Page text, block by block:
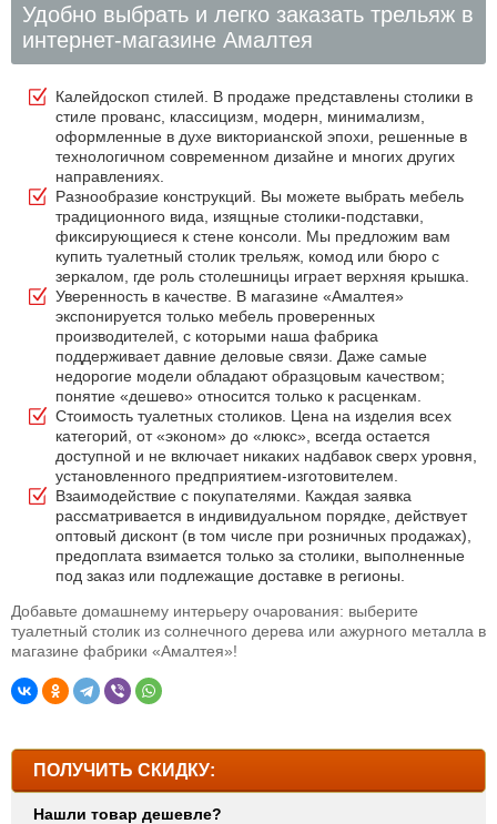
ПОЛУЧИТЬ СКИДКУ:
Нашли товар дешевле?
Удобно выбрать и легко заказать трельяж в
интернет-магазине Амалтея
Калейдоскоп стилей. В продаже представлены столики в
стиле прованс, классицизм, модерн, минимализм,
оформленные в духе викторианской эпохи, решенные в
технологичном современном дизайне и многих других
направлениях.
Разнообразие конструкций. Вы можете выбрать мебель
традиционного вида, изящные столики-подставки,
фиксирующиеся к стене консоли. Мы предложим вам
купить туалетный столик трельяж, комод или бюро с
зеркалом, где роль столешницы играет верхняя крышка.
Уверенность в качестве. В магазине «Амалтея»
экспонируется только мебель проверенных
производителей, с которыми наша фабрика
поддерживает давние деловые связи. Даже самые
недорогие модели обладают образцовым качеством;
понятие «дешево» относится только к расценкам.
Стоимость туалетных столиков. Цена на изделия всех
категорий, от «эконом» до «люкс», всегда остается
доступной и не включает никаких надбавок сверх уровня,
установленного предприятием-изготовителем.
Взаимодействие с покупателями. Каждая заявка
рассматривается в индивидуальном порядке, действует
оптовый дисконт (в том числе при розничных продажах),
предоплата взимается только за столики, выполненные
под заказ или подлежащие доставке в регионы.
Добавьте домашнему интерьеру очарования: выберите
туалетный столик из солнечного дерева или ажурного металла в
магазине фабрики «Амалтея»!